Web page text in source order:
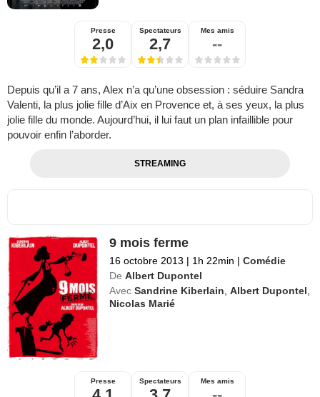
Presse
2,0
Spectateurs
2,7
Mes amis
--
Depuis qu’il a 7 ans, Alex n’a qu’une obsession : séduire Sandra
Valenti, la plus jolie fille d’Aix en Provence et, à ses yeux, la plus
jolie fille du monde. Aujourd’hui, il lui faut un plan infaillible pour
pouvoir enfin l’aborder.
STREAMING
9 mois ferme
16 octobre 2013 | 1h 22min | Comédie
De Albert Dupontel
Avec Sandrine Kiberlain ,Albert Dupontel
Nicolas Marié
Presse Spectateurs Mes amis